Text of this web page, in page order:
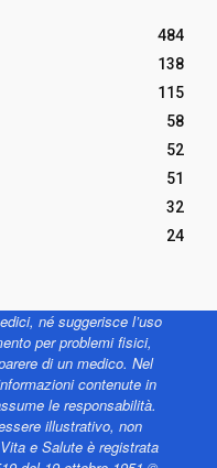
484
138
115
58
52
51
32
24
né suggerisce l’uso
per problemi fisici,
di un medico. Nel
contenute in
le responsabilità.
illustrativo, non
e Salute è registrata